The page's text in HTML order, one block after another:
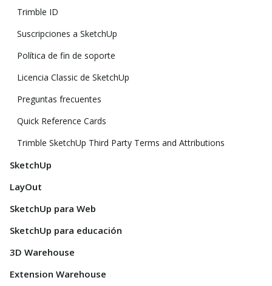
Trimble ID
Suscripciones a SketchUp
Política de fin de soporte
Licencia Classic de SketchUp
Preguntas frecuentes
Quick Reference Cards
Trimble SketchUp Third Party Terms and Attributions
SketchUp
LayOut
SketchUp para Web
SketchUp para educación
3D Warehouse
Extension Warehouse